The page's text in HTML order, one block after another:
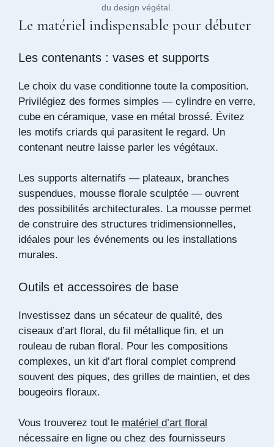
du design végétal.
Le matériel indispensable pour débuter
Les contenants : vases et supports
Le choix du vase conditionne toute la composition.
Privilégiez des formes simples — cylindre en verre,
cube en céramique, vase en métal brossé. Évitez
les motifs criards qui parasitent le regard. Un
contenant neutre laisse parler les végétaux.
Les supports alternatifs — plateaux, branches
suspendues, mousse florale sculptée — ouvrent
des possibilités architecturales. La mousse permet
de construire des structures tridimensionnelles,
idéales pour les événements ou les installations
murales.
Outils et accessoires de base
Investissez dans un sécateur de qualité, des
ciseaux d’art floral, du fil métallique fin, et un
rouleau de ruban floral. Pour les compositions
complexes, un kit d’art floral complet comprend
souvent des piques, des grilles de maintien, et des
bougeoirs floraux.
Vous trouverez tout le matériel d’art floral
nécessaire en ligne ou chez des fournisseurs